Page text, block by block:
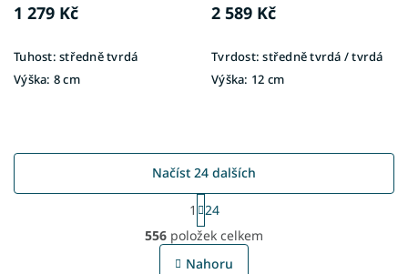
1 279 Kč
Tuhost: středně tvrdá
Výška: 8 cm
2 589 Kč
Tvrdost: středně tvrdá / tvrdá
Výška: 12 cm
O
v
l
Načíst 24 dalších
S
t
r
á
n
1
24
556 položek celkem
Nahoru